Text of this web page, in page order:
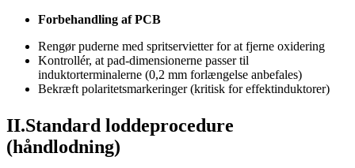
Forbehandling af PCB
Rengør puderne med spritservietter for at fjerne oxidering
Kontrollér, at pad-dimensionerne passer til
induktorterminalerne (0,2 mm forlængelse anbefales)
Bekræft polaritetsmarkeringer (kritisk for effektinduktorer)
II.Standard loddeprocedure
(håndlodning)